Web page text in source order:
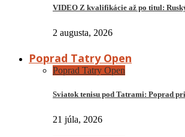
VIDEO Z kvalifikácie až po titul:
2 augusta, 2026
Poprad Tatry Open
Poprad Tatry Open
Sviatok tenisu pod Tatrami: Poprad
21 júla, 2026